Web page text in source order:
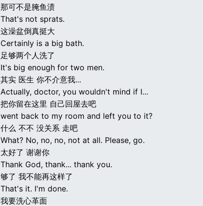
那可不是腌鱼渍
That's not sprats.
这澡盆倒真挺大
Certainly is a big bath.
足够两个人洗了
It's big enough for two men.
其实 医生 你不介意我...
Actually, doctor, you wouldn't mind if I...
把你留在这里 自己回屋去吧
went back to my room and left you to it?
什么 不不 没关系 走吧
What? No, no, no, not at all. Please, go.
太好了 谢谢你
Thank God, thank... thank you.
够了 我不能再这样了
That's it. I'm done.
我要洗心革面